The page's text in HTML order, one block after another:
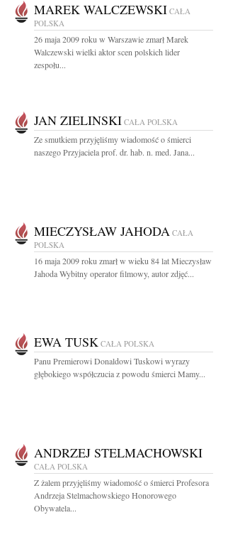
MAREK WALCZEWSKI CAŁA
POLSKA
26 maja 2009 roku w Warszawie zmarł Marek
Walczewski wielki aktor scen polskich lider
zespołu...
JAN ZIELINSKI CAŁA POLSKA
Ze smutkiem przyjęliśmy wiadomość o śmierci
naszego Przyjaciela prof. dr. hab. n. med. Jana...
MIECZYSŁAW JAHODA CAŁA
POLSKA
16 maja 2009 roku zmarł w wieku 84 lat Mieczysław
Jahoda Wybitny operator filmowy, autor zdjęć...
EWA TUSK CAŁA POLSKA
Panu Premierowi Donaldowi Tuskowi wyrazy
głębokiego współczucia z powodu śmierci Mamy...
ANDRZEJ STELMACHOWSKI
CAŁA POLSKA
Z żalem przyjęliśmy wiadomość o śmierci Profesora
Andrzeja Stelmachowskiego Honorowego
Obywatela...